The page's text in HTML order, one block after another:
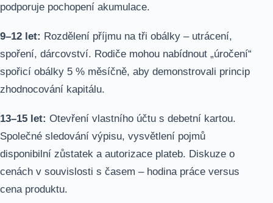
podporuje pochopení akumulace.
9–12 let: Rozdělení příjmu na tři obálky – utrácení,
spoření, dárcovství. Rodiče mohou nabídnout „úročení“
spořicí obálky 5 % měsíčně, aby demonstrovali princip
zhodnocování kapitálu.
13–15 let: Otevření vlastního účtu s debetní kartou.
Společné sledování výpisu, vysvětlení pojmů
disponibilní zůstatek a autorizace plateb. Diskuze o
cenách v souvislosti s časem – hodina práce versus
cena produktu.